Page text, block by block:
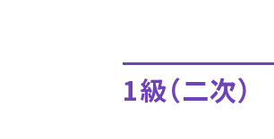
1級（二次）